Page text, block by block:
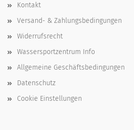
Kontakt
Versand- & Zahlungsbedingungen
Widerrufsrecht
Wassersportzentrum Info
Allgemeine Geschäftsbedingungen
Datenschutz
Cookie Einstellungen